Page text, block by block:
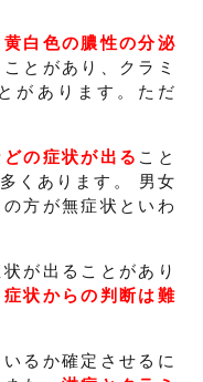
黄白色の膿性の分泌
ことがあり、クラミ
があります。ただ
の症状が出る こと
くあります。 男女
方が無症状といわ
が出ることがあり
状からの判断は難
るか確定させるに